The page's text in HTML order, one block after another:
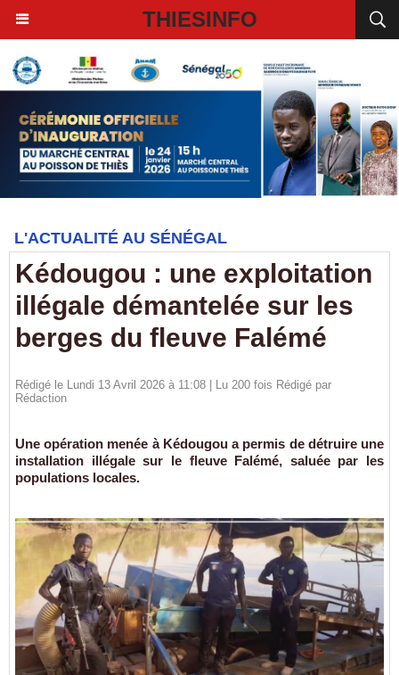
THIESINFO
L'ACTUALITÉ AU SÉNÉGAL
Kédougou : une exploitation
illégale démantelée sur les
berges du fleuve Falémé
Rédigé le Lundi 13 Avril 2026 à 11:08 | Lu 200 fois Rédigé par
Rédaction
Une opération menée à Kédougou a permis de détruire une
installation illégale sur le fleuve Falémé, saluée par les
populations locales.